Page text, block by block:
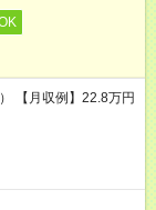
【月収例】22.8万円